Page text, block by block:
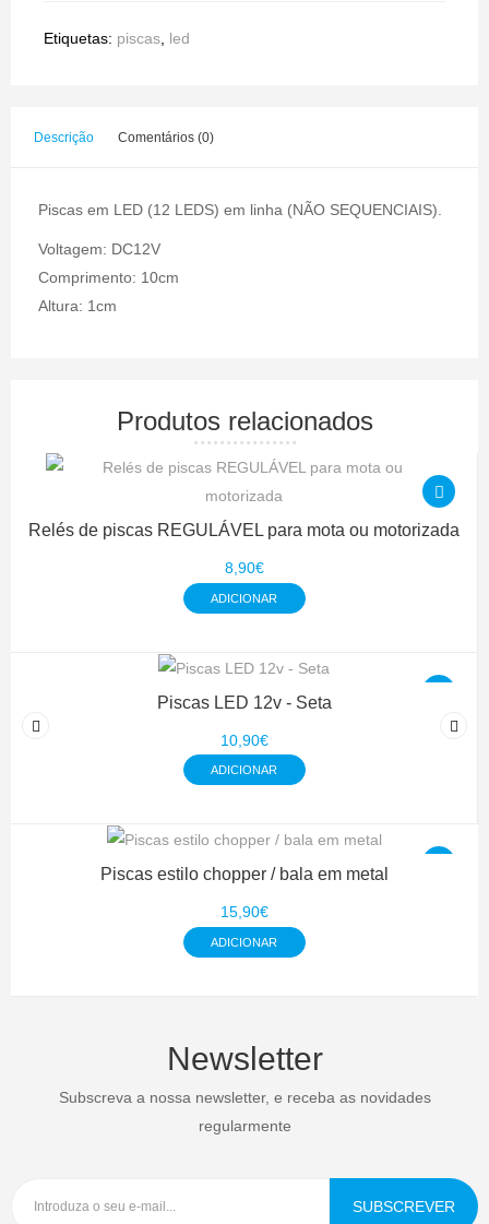
Etiquetas: piscas, led
Descrição Comentários (0)
Piscas em LED (12 LEDS) em linha (NÃO SEQUENCIAIS).
Voltagem: DC12V
Comprimento: 10cm
Altura: 1cm
Produtos relacionados
Relés de piscas REGULÁVEL para mota ou motorizada
8,90€
ADICIONAR
Piscas LED 12v - Seta
10,90€
ADICIONAR
Piscas estilo chopper / bala em metal
15,90€
ADICIONAR
Newsletter
Subscreva a nossa newsletter, e receba as novidades
regularmente
SUBSCREVER